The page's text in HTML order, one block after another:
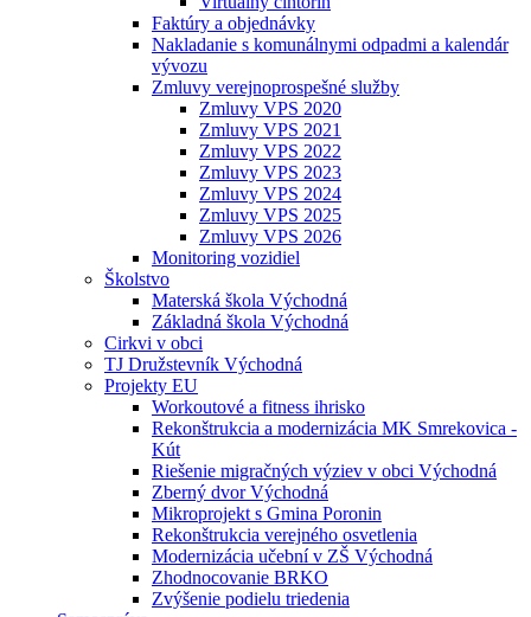
Faktúry a objednávky
Nakladanie s komunálnymi odpadmi a kalendár
vývozu
Zmluvy verejnoprospešné služby
Zmluvy VPS 2020
Zmluvy VPS 2021
Zmluvy VPS 2022
Zmluvy VPS 2023
Zmluvy VPS 2024
Zmluvy VPS 2025
Zmluvy VPS 2026
Monitoring vozidiel
Školstvo
Materská škola Východná
Základná škola Východná
Cirkvi v obci
TJ Družstevník Východná
Projekty EU
Workoutové a fitness ihrisko
Rekonštrukcia a modernizácia MK Smrekovica -
Kút
Riešenie migračných výziev v obci Východná
Zberný dvor Východná
Mikroprojekt s Gmina Poronin
Rekonštrukcia verejného osvetlenia
Modernizácia učební v ZŠ Východná
Zhodnocovanie BRKO
Zvýšenie podielu triedenia